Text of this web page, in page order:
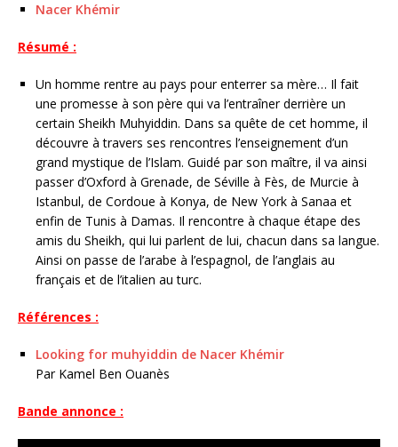
Nacer Khémir
Résumé :
Un homme rentre au pays pour enterrer sa mère… Il fait
une promesse à son père qui va l’entraîner derrière un
certain Sheikh Muhyiddin. Dans sa quête de cet homme, il
découvre à travers ses rencontres l’enseignement d’un
grand mystique de l’Islam. Guidé par son maître, il va ainsi
passer d’Oxford à Grenade, de Séville à Fès, de Murcie à
Istanbul, de Cordoue à Konya, de New York à Sanaa et
enfin de Tunis à Damas. Il rencontre à chaque étape des
amis du Sheikh, qui lui parlent de lui, chacun dans sa langue.
Ainsi on passe de l’arabe à l’espagnol, de l’anglais au
français et de l’italien au turc.
Références :
Looking for muhyiddin de Nacer Khémir
Par Kamel Ben Ouanès
Bande annonce :